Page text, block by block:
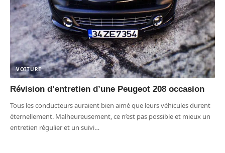
VOITURE
Révision d’entretien d’une Peugeot 208 occasion
Tous les conducteurs auraient bien aimé que leurs véhicules durent
éternellement. Malheureusement, ce n’est pas possible et mieux un
entretien régulier et un suivi…